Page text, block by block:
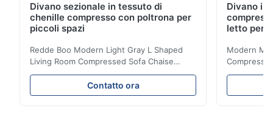
Divano sezionale in tessuto di
chenille compresso con poltrona per
piccoli spazi
Redde Boo Modern Light Gray L Shaped
Living Room Compressed Sofa Chaise
Lounge Product Overview High resilience
soft sectional sofa designed for small
spaces, featuring a contemporary light gray
Contatto ora
Divano in
letto per
Modern
Room